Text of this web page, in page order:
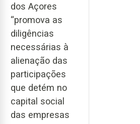
dos Açores
“promova as
diligências
necessárias à
alienação das
participações
que detém no
capital social
das empresas